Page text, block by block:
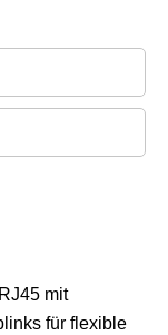
mit
für flexible